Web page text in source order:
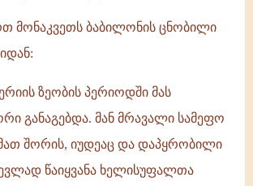
მონაკვეთს ბაბილონის ცნობილი
ზეობის პერიოდში მას
განაგებდა. მან მრავალი სამეფო
შორის, იუდეაც და დაპყრობილი
წაიყვანა ხელისუფალთა